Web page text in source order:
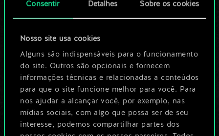
Consentir Detalhes Sobre os cookies
Nosso site usa cookies
Alguns são indispensáveis para o funcionamento
do site. Outros são opcionais e fornecem
informações técnicas e relacionadas a conteúdos
para que o site funcione melhor para você. Para
nos ajudar a alcançar você, por exemplo, nas
mídias sociais, com algo que possa ser de seu
interesse, podemos compartilhar partes dos
de cartas
compartilhado.
No entanto, dá para
ser muito mais!
Dê um nome para este baralho e crie
um guia